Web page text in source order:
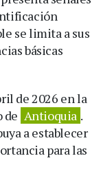
se limita a sus
básicas
de 2026 en la
de Antioquia .
a establecer
para las